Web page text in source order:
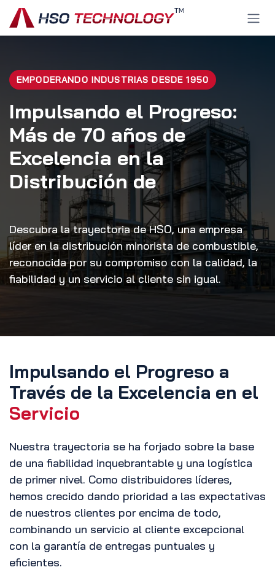
Ir al contenido
EMPODERANDO INDUSTRIAS DESDE 1950
Impulsando el Progreso:
Más de 70 años de
Excelencia en la
Distribución de
Descubra la trayectoria de HSO, una empresa
líder en la distribución minorista de combustible,
reconocida por su compromiso con la calidad, la
fiabilidad y un servicio al cliente sin igual.
Impulsando el Progreso a
Través de la Excelencia en el
Servicio
Nuestra trayectoria se ha forjado sobre la base
de una fiabilidad inquebrantable y una logística
de primer nivel. Como distribuidores líderes,
hemos crecido dando prioridad a las expectativas
de nuestros clientes por encima de todo,
combinando un servicio al cliente excepcional
con la garantía de entregas puntuales y
eficientes.